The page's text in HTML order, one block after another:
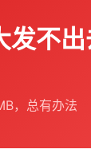
发不
，总有办法